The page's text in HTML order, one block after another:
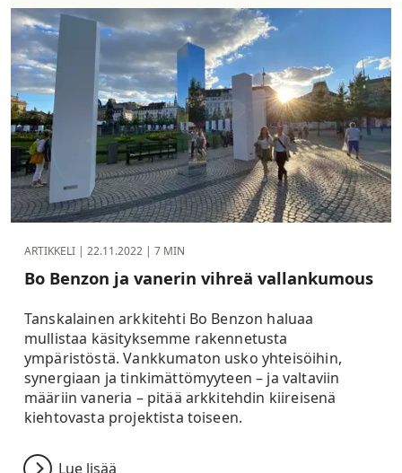
ARTIKKELI | 22.11.2022 | 7 MIN
Bo Benzon ja vanerin vihreä vallankumous
Tanskalainen arkkitehti Bo Benzon haluaa
mullistaa käsityksemme rakennetusta
ympäristöstä. Vankkumaton usko yhteisöihin,
synergiaan ja tinkimättömyyteen – ja valtaviin
määriin vaneria – pitää arkkitehdin kiireisenä
kiehtovasta projektista toiseen.
Lue lisää